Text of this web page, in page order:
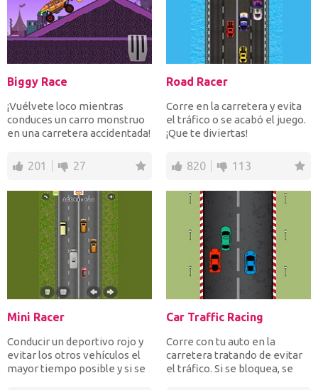
Biggy Race
¡Vuélvete loco mientras
conduces un carro monstruo
en una carretera accidentada!
201 27
Road Racer
Corre en la carretera y evita
el tráfico o se acabó el juego.
¡Que te diviertas!
820 113
Mini Racer
Conducir un deportivo rojo y
evitar los otros vehículos el
mayor tiempo posible y si se
Car Traffic Racing
Corre con tu auto en la
carretera tratando de evitar
el tráfico. Si se bloquea, se